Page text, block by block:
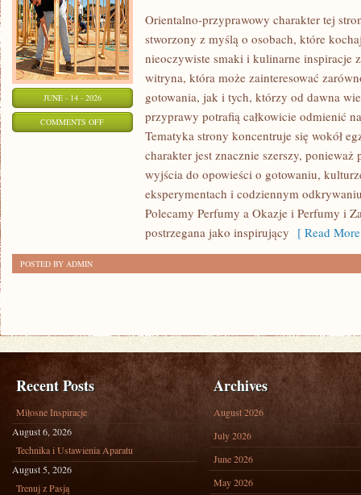
JUNE - 14 - 2026
COMMENTS OFFON
Orientalno-przyprawowy charakter tej
stworzony z myślą o osobach, które
nieoczywiste smaki i kulinarne inspiracje
witryna, która może zainteresować
gotowania, jak i tych, którzy od dawna
przyprawy potrafią całkowicie odmienić
Tematyka strony koncentruje się wokół
charakter jest znacznie szerszy,
wyjścia do opowieści o gotowaniu,
eksperymentach i codziennym
Polecamy Perfumy a Okazje i Perfumy i
postrzegana jako inspirujący [ Read
POSTED BY ADMIN
Recent Posts
Miłosne Inspiracje
August 6, 2026
Technika i Ustawienia Aparatu
August 5, 2026
Trenuj z Pasją
Archives
August 2026
July 2026
June 2026
May 2026